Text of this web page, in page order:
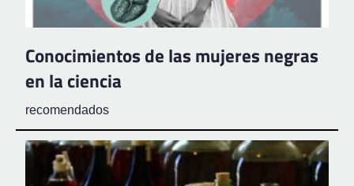
Conocimientos de las mujeres negras
en la ciencia
recomendados